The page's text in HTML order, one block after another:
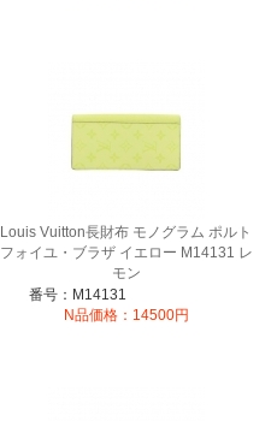
Louis Vuitton長財布 モノグラム ポルト
フォイユ・ブラザ イエロー M14131 レ
モン
番号：M14131
N品価格：14500円